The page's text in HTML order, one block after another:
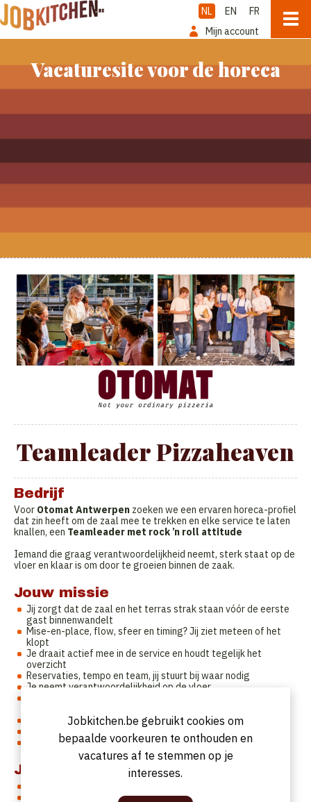
NL EN
FR
Mijn account
Vacaturesite voor de horeca
Teamleader Pizzaheaven
Bedrijf
Voor Otomat Antwerpen zoeken we een ervaren horeca-profiel
dat zin heeft om de zaal mee te trekken en elke service te laten
knallen, een Teamleader met rock ’n roll attitude
Iemand die graag verantwoordelijkheid neemt, sterk staat op de
vloer en klaar is om door te groeien binnen de zaak.
Jouw missie
Jij zorgt dat de zaal en het terras strak staan vóór de eerste
gast binnenwandelt
Mise-en-place, flow, sfeer en timing? Jij ziet meteen of het
klopt
Je draait actief mee in de service en houdt tegelijk het
overzicht
Reservaties, tempo en team, jij stuurt bij waar nodig
Je neemt verantwoordelijkheid op de vloer
Tijdens de service ben jij een anker op de vloer
Gastvrijheid zit in je DNA
Volle tafels, hoog tempo en goeie vibes geven jou energie
Jij bent iemand die
Graag zelf de handen uit de mouwen steekt
Jobkitchen.be gebruikt cookies om
bepaalde voorkeuren te onthouden en
vacatures af te stemmen op je
interesses.